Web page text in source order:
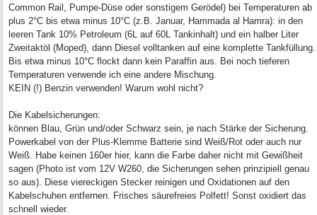
Common Rail, Pumpe-Düse oder sonstigem Gerödel) bei Temperaturen ab
plus 2°C bis etwa minus 10°C (z.B. Januar, Hammada al Hamra): in den
leeren Tank 10% Petroleum (6L auf 60L Tankinhalt) und ein halber Liter
Zweitaktöl (Moped), dann Diesel volltanken auf eine komplette Tankfüllung.
Bis etwa minus 10°C flockt dann kein Paraffin aus. Bei noch tieferen
Temperaturen verwende ich eine andere Mischung.
KEIN (!) Benzin verwenden! Warum wohl nicht?
Die Kabelsicherungen:
können Blau, Grün und/oder Schwarz sein, je nach Stärke der Sicherung.
Powerkabel von der Plus-Klemme Batterie sind Weiß/Rot oder auch nur
Weiß. Habe keinen 160er hier, kann die Farbe daher nicht mit Gewißheit
sagen (Photo ist vom 12V W260, die Sicherungen sehen prinzipiell genau
so aus). Diese viereckigen Stecker reinigen und Oxidationen auf den
Kabelschuhen entfernen. Frisches säurefreies Polfett! Sonst oxidiert das
schnell wieder.